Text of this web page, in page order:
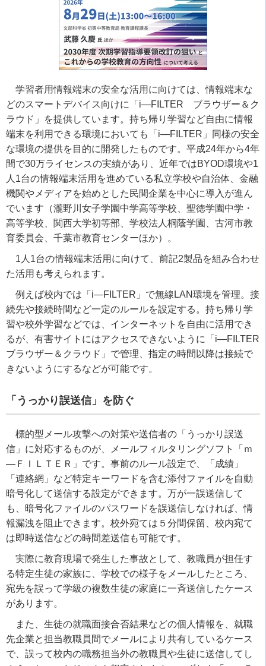
学習者用情報端末の安全な活用に向けては、情報端末な
どのスマートデバイス向けに「i―FILTER ブラウザー＆ク
ラウド」を提供しています。持ち帰り学習など自由に情報
端末を利用できる環境においても「i―FILTER」同様の安全
な環境の提供を目的に開発したものです。平成24年から4年
間で30万ライセンスの実績があり、近年ではBYOD環境や1
人1台の情報端末活用を進めている私立学校や自治体、金融
機関やメディアを始めとした民間企業を中心に導入が進ん
でいます（瀧野川女子学園中学高等学校、聖徳学園中学・
高等学校、関西大学初等部、学校法人桐蔭学園、古河市教
育委員会、千葉市教育センターほか）。
1人1台の情報端末活用に向けて、前記2製品を組み合わせ
た活用も考えられます。
例えば校内では「i―FILTER」で無線LAN環境を管理。接
続先や接続時間など一定のルールを設定する。持ち帰り学
習や校外学習などでは、インターネットを自由に活用でき
るが、有害サイトにはアクセスできないように「i―FILTER
ブラウザー＆クラウド」で管理、指定の時間以降は接続で
きないようにするなどが可能です。
「うっかり誤送信」を防ぐ
標的型メール攻撃への対策や送信者の「うっかり誤送
信」に対応するものが、メールフィルタリングソフト「ｍ
―ＦＩＬＴＥＲ」です。事前のルール設定で、「成績」
「連絡網」など特定キーワードを含む添付ファイルを自動
暗号化して送信する設定ができます。万が一誤送信して
も、暗号化ファイルのパスワードを誤送信しなければ、情
報漏洩を阻止できます。校外宛ては５分間保留、校内宛て
は即時送信などの時間差送信も可能です。
実際に教育現場で発生した事故として、教職員が担任す
る特定生徒の家族に、学校での様子をメールしたところ、
宛先を誤って学級の複数生徒の家庭に一斉送信したケース
があります。
また、生徒の就職面接合否結果などの個人情報を、就職
先企業と担当教職員間でメールにより共有しているケース
で、誤って校内の職務担当外の教職員や生徒に送信してし